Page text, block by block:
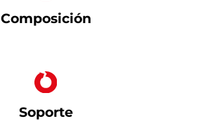
Composición
Soporte